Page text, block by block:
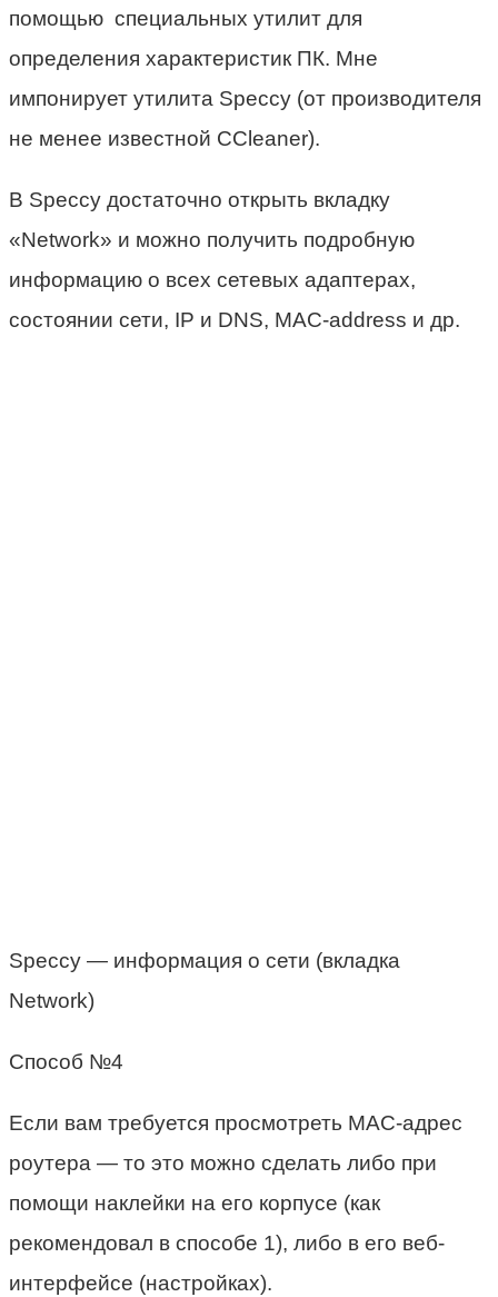
помощью специальных утилит для
определения характеристик ПК. Мне
импонирует утилита Speccy (от производителя
не менее известной CCleaner).
В Speccy достаточно открыть вкладку
«Network» и можно получить подробную
информацию о всех сетевых адаптерах,
состоянии сети, IP и DNS, MAC-address и др.
Speccy — информация о сети (вкладка
Network)
Способ №4
Если вам требуется просмотреть MAC-адрес
роутера — то это можно сделать либо при
помощи наклейки на его корпусе (как
рекомендовал в способе 1), либо в его веб-
интерфейсе (настройках).